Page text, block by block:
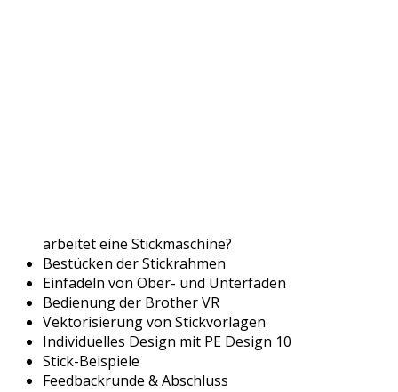
arbeitet eine Stickmaschine?
Bestücken der Stickrahmen
Einfädeln von Ober- und Unterfaden
Bedienung der Brother VR
Vektorisierung von Stickvorlagen
Individuelles Design mit PE Design 10
Stick-Beispiele
Feedbackrunde & Abschluss